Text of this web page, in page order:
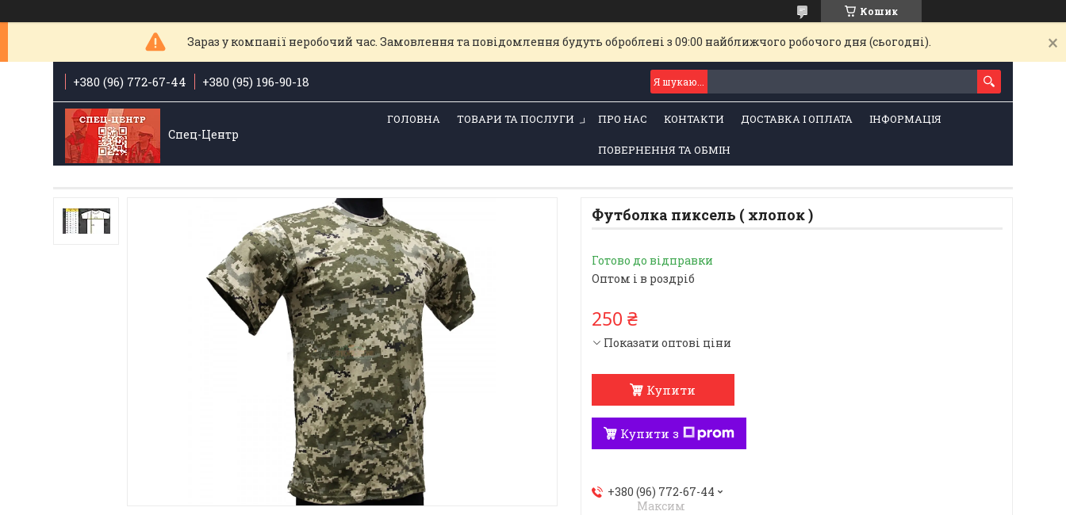
Кошик
Зараз у компанії неробочий час. Замовлення та повідомлення будуть оброблені з 09:00 найближчого робочого дня (сьогодні).
+380 (96) 772-67-44 +380 (95) 196-90-18
Спец-Центр
ГОЛОВНА ТОВАРИ ТА ПОСЛУГИ ПРО НАС КОНТАКТИ ДОСТАВКА І ОПЛАТА ІНФОРМАЦІЯ
ПОВЕРНЕННЯ ТА ОБМІН
Футболка пиксель ( хлопок )
Готово до відправки
Оптом і в роздріб
250 ₴
Показати оптові ціни
Купити
Купити з
+380 (96) 772-67-44
Максим